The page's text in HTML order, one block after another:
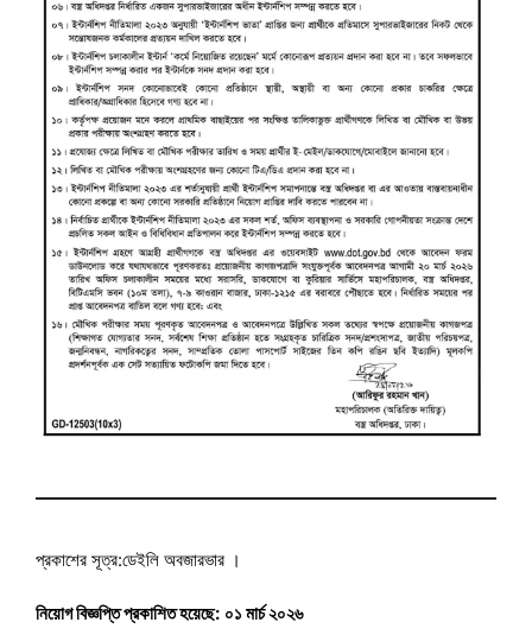
প্রকাশের সূত্র:ডেইলি অবজারভার ।
নিয়োগ বিজ্ঞপ্তি প্রকাশিত হয়েছে: ০১ মার্চ ২০২৬